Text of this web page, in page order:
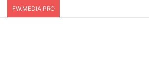
FW.MEDIA PRO